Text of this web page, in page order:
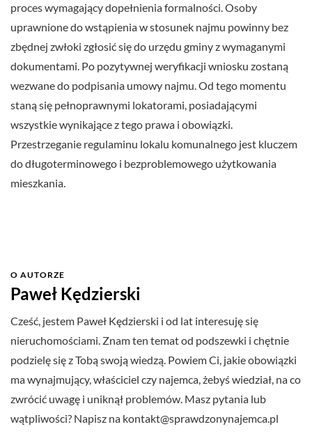
proces wymagający dopełnienia formalności. Osoby
uprawnione do wstąpienia w stosunek najmu powinny bez
zbędnej zwłoki zgłosić się do urzędu gminy z wymaganymi
dokumentami. Po pozytywnej weryfikacji wniosku zostaną
wezwane do podpisania umowy najmu. Od tego momentu
staną się pełnoprawnymi lokatorami, posiadającymi
wszystkie wynikające z tego prawa i obowiązki.
Przestrzeganie regulaminu lokalu komunalnego jest kluczem
do długoterminowego i bezproblemowego użytkowania
mieszkania.
O AUTORZE
Paweł Kędzierski
Cześć, jestem Paweł Kędzierski i od lat interesuję się
nieruchomościami. Znam ten temat od podszewki i chętnie
podzielę się z Tobą swoją wiedzą. Powiem Ci, jakie obowiązki
ma wynajmujący, właściciel czy najemca, żebyś wiedział, na co
zwrócić uwagę i uniknął problemów. Masz pytania lub
wątpliwości? Napisz na kontakt@sprawdzonynajemca.pl